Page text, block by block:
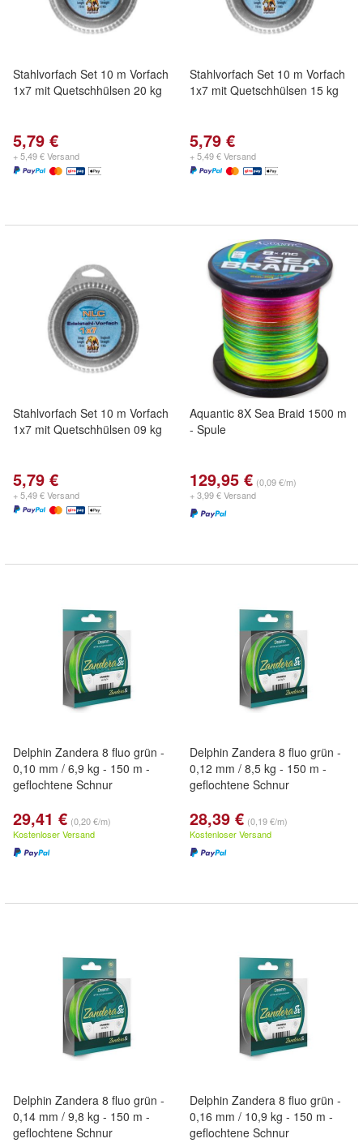
Stahlvorfach Set 10 m Vorfach
1x7 mit Quetschhülsen 20 kg
5,79 €
+ 5,49 € Versand
Stahlvorfach Set 10 m Vorfach
1x7 mit Quetschhülsen 15 kg
5,79 €
+ 5,49 € Versand
Stahlvorfach Set 10 m Vorfach
1x7 mit Quetschhülsen 09 kg
5,79 €
+ 5,49 € Versand
Aquantic 8X Sea Braid 1500 m
- Spule
129,95 € (0,09 €/m)
+ 3,99 € Versand
Delphin Zandera 8 fluo grün -
0,10 mm / 6,9 kg - 150 m -
geflochtene Schnur
29,41 € (0,20 €/m)
Kostenloser Versand
Delphin Zandera 8 fluo grün -
0,12 mm / 8,5 kg - 150 m -
geflochtene Schnur
28,39 € (0,19 €/m)
Kostenloser Versand
Delphin Zandera 8 fluo grün -
0,14 mm / 9,8 kg - 150 m -
geflochtene Schnur
Delphin Zandera 8 fluo grün -
0,16 mm / 10,9 kg - 150 m -
geflochtene Schnur